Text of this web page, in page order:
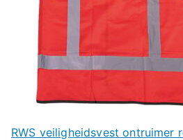
RWS veiligheidsvest ontruimer